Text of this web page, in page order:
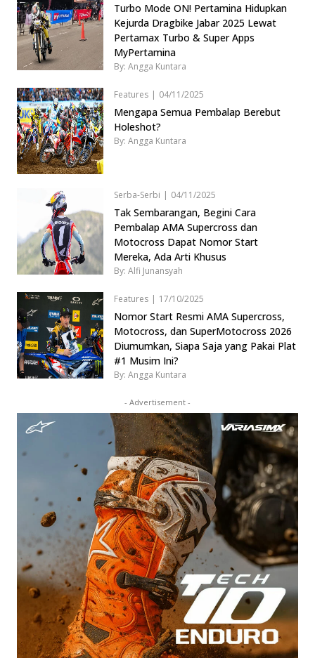
Turbo Mode ON! Pertamina Hidupkan
Kejurda Dragbike Jabar 2025 Lewat
Pertamax Turbo & Super Apps
MyPertamina
By: Angga Kuntara
Features | 04/11/2025
Mengapa Semua Pembalap Berebut
Holeshot?
By: Angga Kuntara
Serba-Serbi | 04/11/2025
Tak Sembarangan, Begini Cara
Pembalap AMA Supercross dan
Motocross Dapat Nomor Start
Mereka, Ada Arti Khusus
By: Alfi Junansyah
Features | 17/10/2025
Nomor Start Resmi AMA Supercross,
Motocross, dan SuperMotocross 2026
Diumumkan, Siapa Saja yang Pakai Plat
#1 Musim Ini?
By: Angga Kuntara
- Advertisement -